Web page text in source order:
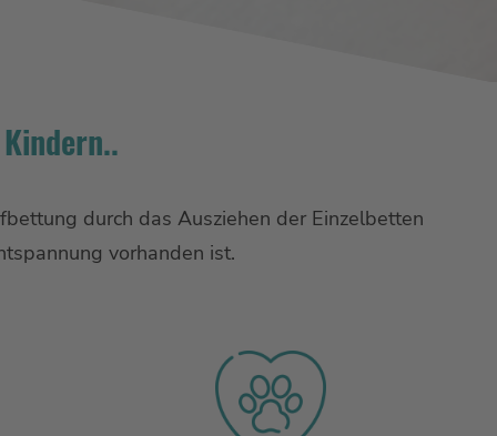
durch das Ausziehen der Einzelbetten
vorhanden ist.